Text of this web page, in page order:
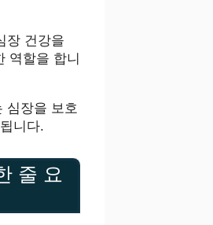
장 건강을
역할을 합니
심장을 보호
니다.
줄 요